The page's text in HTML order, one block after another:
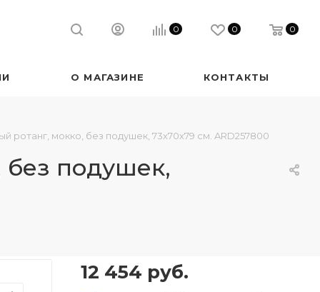
0 0 0
О МАГАЗИНЕ КОНТАКТЫ
ротанг, мокко, без подушек, 73х70х79 см. ARD257800
без подушек,
12 454 руб.